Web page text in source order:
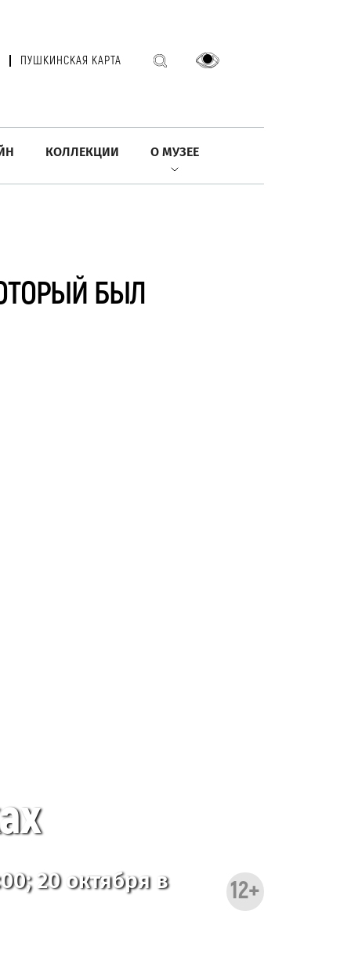
ПУШКИНСКАЯ КАРТА
КОЛЛЕКЦИИ О МУЗЕЕ
БЫЛ
20 октября в 12+